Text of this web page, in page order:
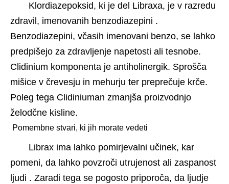
Klordiazepoksid, ki je del Libraxa, je v razredu
zdravil, imenovanih benzodiazepini .
Benzodiazepini, včasih imenovani benzo, se lahko
predpišejo za zdravljenje napetosti ali tesnobe.
Clidinium komponenta je antiholinergik. Sprošča
mišice v črevesju in mehurju ter preprečuje krče.
Poleg tega Clidiniuman zmanjša proizvodnjo
želodčne kisline.
Pomembne stvari, ki jih morate vedeti
Librax ima lahko pomirjevalni učinek, kar
pomeni, da lahko povzroči utrujenost ali zaspanost
ljudi . Zaradi tega se pogosto priporoča, da ljudje